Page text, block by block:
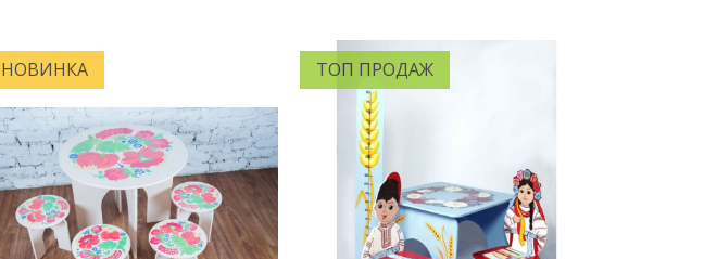
НОВИНКА ТОП ПРОДАЖ